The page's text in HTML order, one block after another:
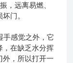
，远离易燃、
门。
感觉之外，它
，在缺乏水分挥
外，所以打开一